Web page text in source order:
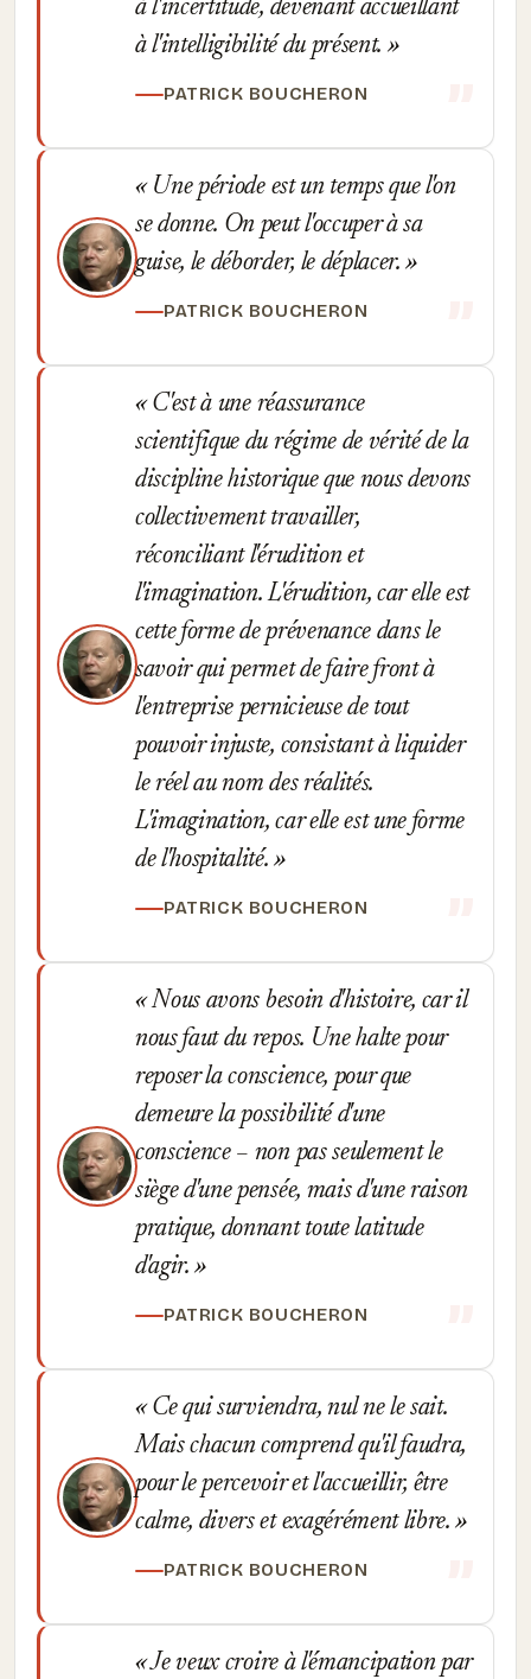
à l'incertitude, devenant accueillant
à l'intelligibilité du présent.
PATRICK BOUCHERON
Une période est un temps que l'on
se donne. On peut l'occuper à sa
guise, le déborder, le déplacer.
PATRICK BOUCHERON
C'est à une réassurance
scientifique du régime de vérité de la
discipline historique que nous devons
collectivement travailler,
réconciliant l'érudition et
l'imagination. L'érudition, car elle est
cette forme de prévenance dans le
savoir qui permet de faire front à
l'entreprise pernicieuse de tout
pouvoir injuste, consistant à liquider
le réel au nom des réalités.
L'imagination, car elle est une forme
de l'hospitalité.
PATRICK BOUCHERON
Nous avons besoin d'histoire, car il
nous faut du repos. Une halte pour
reposer la conscience, pour que
demeure la possibilité d'une
conscience – non pas seulement le
siège d'une pensée, mais d'une raison
pratique, donnant toute latitude
d'agir.
PATRICK BOUCHERON
Ce qui surviendra, nul ne le sait.
Mais chacun comprend qu'il faudra,
pour le percevoir et l'accueillir, être
calme, divers et exagérément libre.
PATRICK BOUCHERON
Je veux croire à l'émancipation par